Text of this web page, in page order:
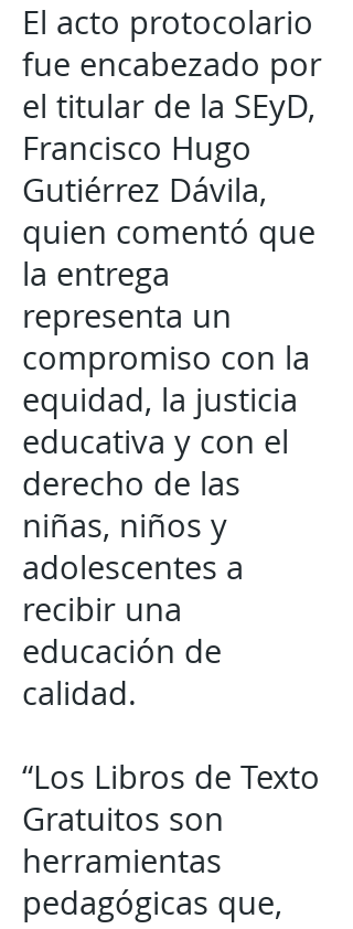
El acto protocolario
fue encabezado por
el titular de la SEyD,
Francisco Hugo
Gutiérrez Dávila,
quien comentó que
la entrega
representa un
compromiso con la
equidad, la justicia
educativa y con el
derecho de las
niñas, niños y
adolescentes a
recibir una
educación de
calidad.
“Los Libros de Texto
Gratuitos son
herramientas
pedagógicas que,